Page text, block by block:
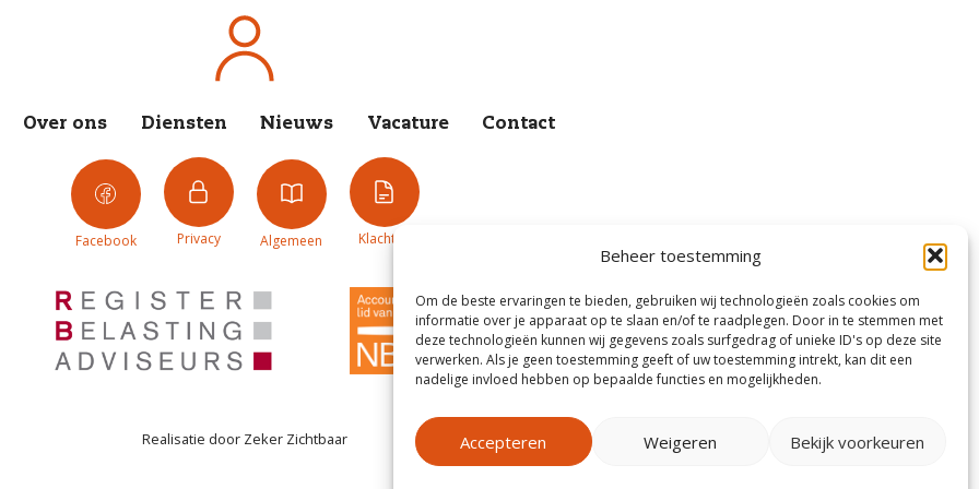
Beheer toestemming
Om de beste ervaringen te bieden, gebruiken wij technologieën zoals cookies om
informatie over je apparaat op te slaan en/of te raadplegen. Door in te stemmen met
deze technologieën kunnen wij gegevens zoals surfgedrag of unieke ID's op deze site
verwerken. Als je geen toestemming geeft of uw toestemming intrekt, kan dit een
nadelige invloed hebben op bepaalde functies en mogelijkheden.
Accepteren Weigeren Bekijk voorkeuren
Over ons Diensten Nieuws Vacature Contact
Facebook Privacy Algemeen Klachten
Realisatie door Zeker Zichtbaar